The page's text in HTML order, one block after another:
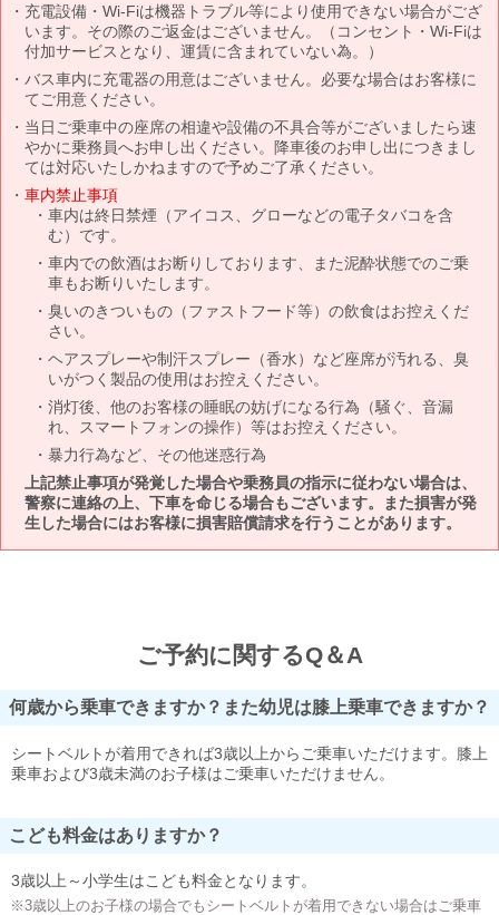
充電設備・Wi-Fiは機器トラブル等により使用できない場合がござ
います。その際のご返金はございません。（コンセント・Wi-Fiは
付加サービスとなり、運賃に含まれていない為。）
バス車内に充電器の用意はございません。必要な場合はお客様に
てご用意ください。
当日ご乗車中の座席の相違や設備の不具合等がございましたら速
やかに乗務員へお申し出ください。降車後のお申し出につきまし
ては対応いたしかねますので予めご了承ください。
車内禁止事項
車内は終日禁煙（アイコス、グローなどの電子タバコを含
む）です。
車内での飲酒はお断りしております、また泥酔状態でのご乗
車もお断りいたします。
臭いのきついもの（ファストフード等）の飲食はお控えくだ
さい。
ヘアスプレーや制汗スプレー（香水）など座席が汚れる、臭
いがつく製品の使用はお控えください。
消灯後、他のお客様の睡眠の妨げになる行為（騒ぐ、音漏
れ、スマートフォンの操作）等はお控えください。
暴力行為など、その他迷惑行為
上記禁止事項が発覚した場合や乗務員の指示に従わない場合は、
警察に連絡の上、下車を命じる場合もございます。また損害が発
生した場合にはお客様に損害賠償請求を行うことがあります。
ご予約に関するQ＆A
何歳から乗車できますか？また幼児は膝上乗車できますか？
シートベルトが着用できれば3歳以上からご乗車いただけます。膝上
乗車および3歳未満のお子様はご乗車いただけません。
こども料金はありますか？
3歳以上～小学生はこども料金となります。
※3歳以上のお子様の場合でもシートベルトが着用できない場合はご乗車